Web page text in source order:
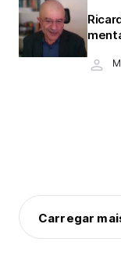
Carregar